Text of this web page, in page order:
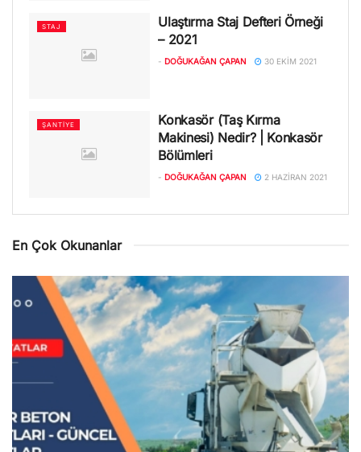
STAJ
Ulaştırma Staj Defteri Örneği
– 2021
- DOĞUKAĞAN ÇAPAN 30 EKIM 2021
ŞANTIYE
Konkasör (Taş Kırma
Makinesi) Nedir? | Konkasör
Bölümleri
- DOĞUKAĞAN ÇAPAN 2 HAZIRAN 2021
En Çok Okunanlar